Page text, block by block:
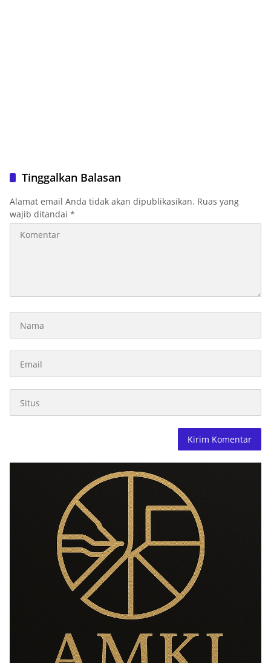
Tinggalkan Balasan
Alamat email Anda tidak akan dipublikasikan. Ruas yang
wajib ditandai *